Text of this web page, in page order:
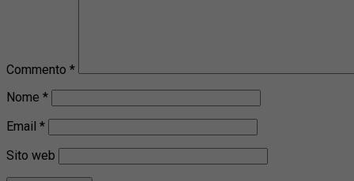
Commento *
Nome *
Email *
Sito web